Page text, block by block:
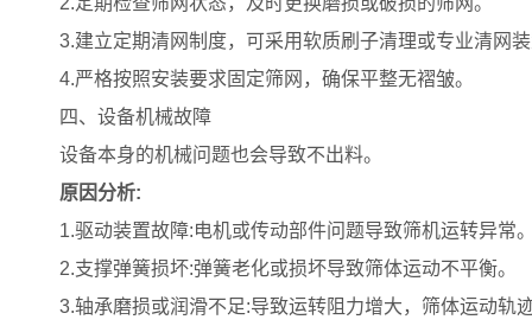
3.建立定期清网制度，可采用软质刷子清理或专业清网装
4.严格按照安装要求固定筛网，确保平整无褶皱。
四、设备机械故障
设备本身的机械问题也会导致不出料。
原因分析:
1.驱动装置故障:电机或传动部件问题导致筛机运转异常。
2.支撑弹簧损坏:弹簧老化或损坏导致筛体运动不平衡。
3.轴承磨损或润滑不足:导致运转阻力增大，筛体运动轨迹